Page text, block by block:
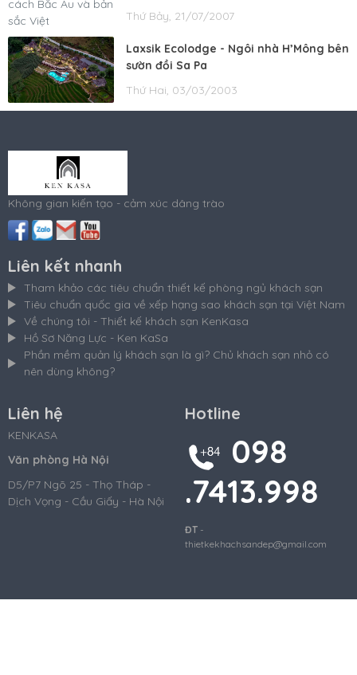
Thứ Bảy, 21/07/2007
Laxsik Ecolodge - Ngôi nhà H’Mông bên
sườn đồi Sa Pa
Thứ Hai, 03/03/2003
Không gian kiến tạo - cảm xúc dâng trào
Liên kết nhanh
Tham khảo các tiêu chuẩn thiết kế phòng ngủ khách sạn
Tiêu chuẩn quốc gia về xếp hạng sao khách sạn tại Việt Nam
Về chúng tôi - Thiết kế khách sạn KenKasa
Hồ Sơ Năng Lực - Ken KaSa
Phần mềm quản lý khách sạn là gì? Chủ khách sạn nhỏ có
nên dùng không?
Liên hệ
KENKASA
Văn phòng Hà Nội
D5/P7 Ngõ 25 - Thọ Tháp -
Dịch Vọng - Cầu Giấy - Hà Nội
Hotline
098
.7413.998
ĐT-
thietkekhachsandep@gmail.com